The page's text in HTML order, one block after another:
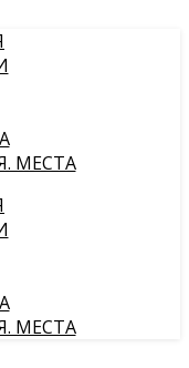
МЕСТА
МЕСТА